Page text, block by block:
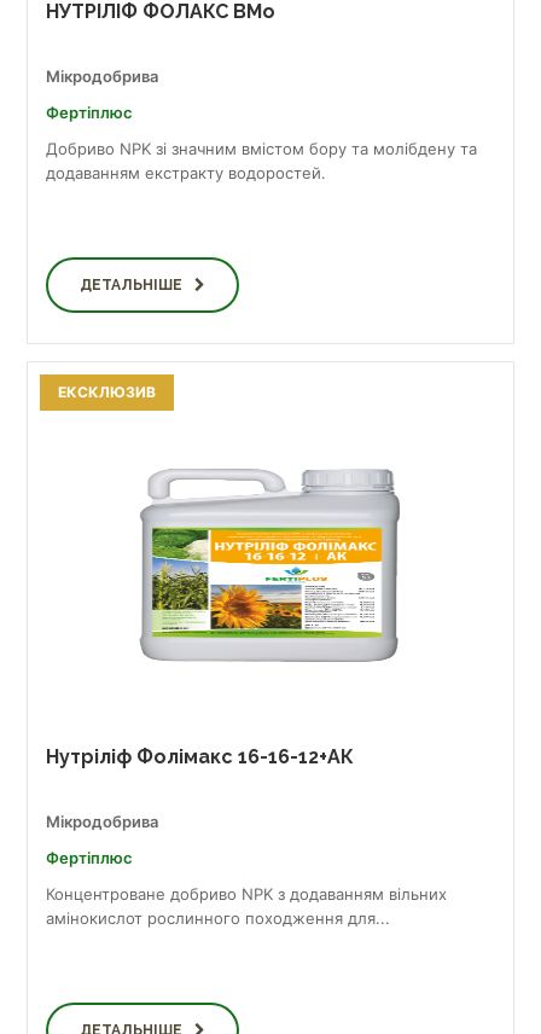
НУТРІЛІФ ФОЛАКС BMo
Мікродобрива
Фертіплюс
Добриво NPK зі значним вмістом бору та молібдену та
додаванням екстракту водоростей.
ДЕТАЛЬНІШЕ
Нутріліф Фолімакс 16-16-12+АК
Мікродобрива
Фертіплюс
Концентроване добриво NPK з додаванням вільних
амінокислот рослинного походження для...
ДЕТАЛЬНІШЕ
ЕКСКЛЮЗИВ